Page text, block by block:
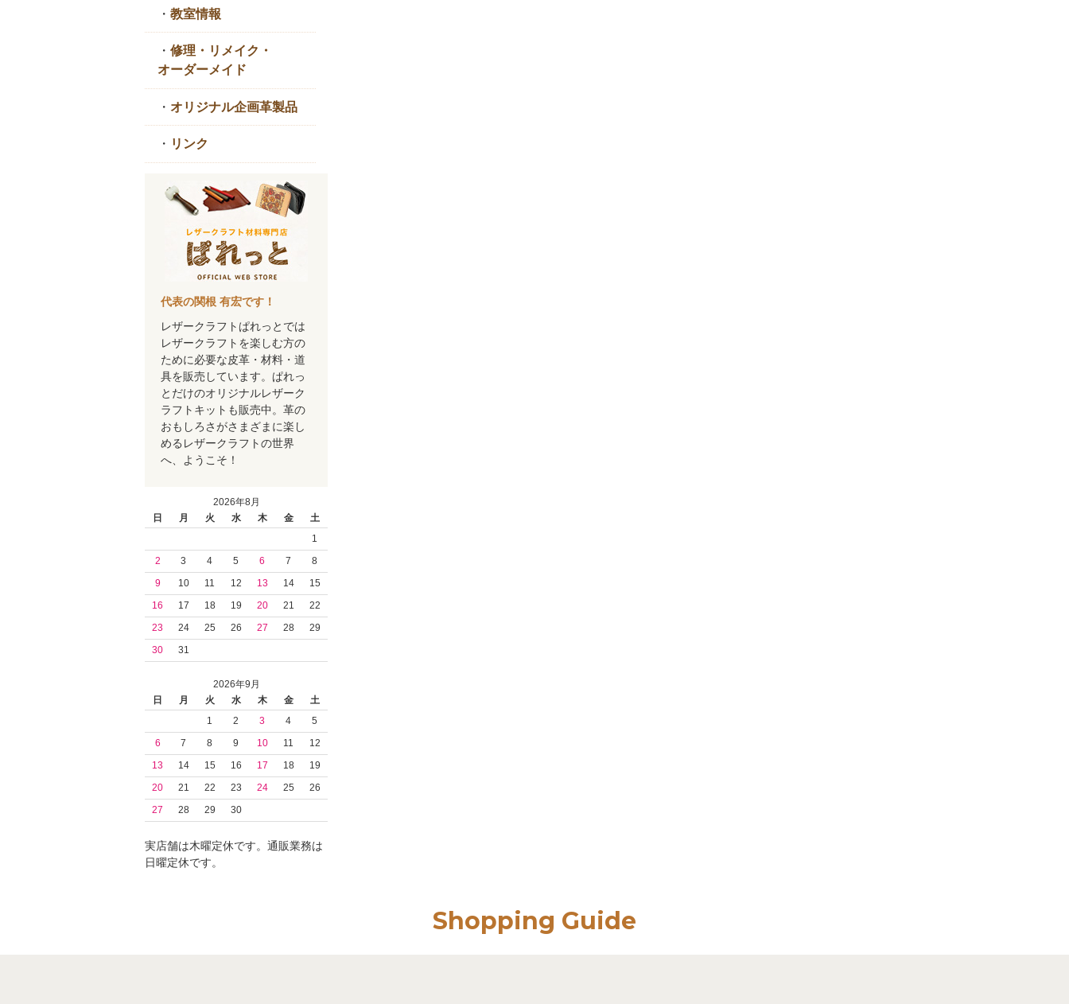
・ 教室情報
・ 修理・リメイク・
オーダーメイド
・ オリジナル企画革製品
・ リンク
代表の関根 有宏です！
レザークラフトぱれっとでは
レザークラフトを楽しむ方の
ために必要な皮革・材料・道
具を販売しています。ぱれっ
とだけのオリジナルレザーク
ラフトキットも販売中。革の
おもしろさがさまざまに楽し
めるレザークラフトの世界
へ、ようこそ！
2026年8月
日
月 火 水 木 金
土
1
2
3 4 5 6 7
8
9
10 11 12 13 14
15
16
17 18 19 20 21
22
23
24 25 26 27 28
29
30
31
2026年9月
日
月 火 水 木 金
土
1
2 3 4
5
6
7 8 9 10 11
12
13
14 15 16 17 18
19
20
21 22 23 24 25
26
27
28 29 30
実店舗は木曜定休です。通販業務は
日曜定休です。
Shopping Guide